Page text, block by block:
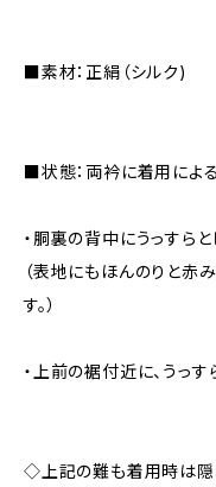
■素材：正絹（シルク)
■状態：両衿に着用によ
・胴裏の背中にうっすら
（表地にもほんのりと赤
す。）
・上前の裾付近に、うっ
◇上記の難も着用時は隠